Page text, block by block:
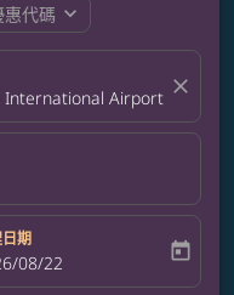
惠代碼 expand_more
International Airport close
期
return-date-aria-label
08/22 today